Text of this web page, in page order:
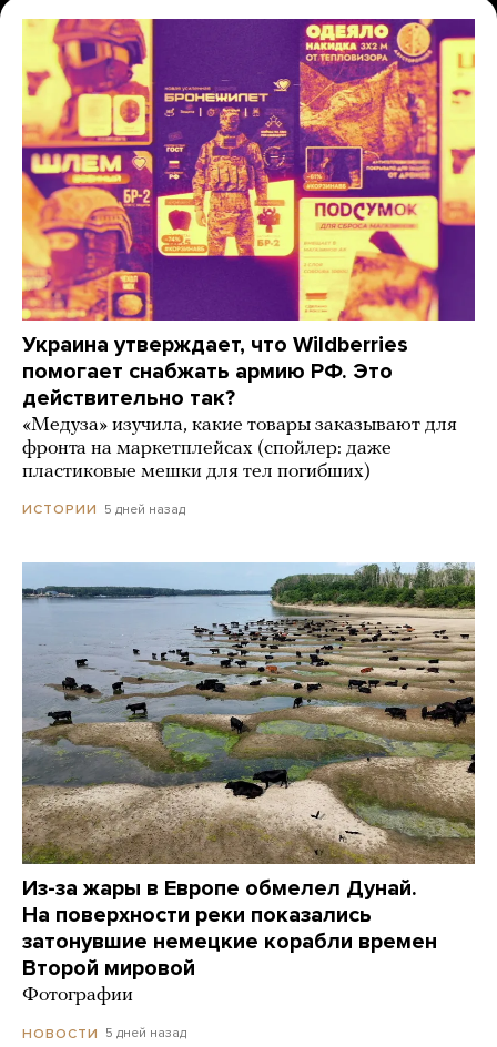
Украина утверждает, что Wildberries
помогает снабжать армию РФ. Это
действительно так?
«Медуза» изучила, какие товары заказывают для
фронта на маркетплейсах (спойлер: даже
пластиковые мешки для тел погибших)
ИСТОРИИ 5 дней назад
Из-за жары в Европе обмелел Дунай.
На поверхности реки показались
затонувшие немецкие корабли времен
Второй мировой
Фотографии
НОВОСТИ 5 дней назад